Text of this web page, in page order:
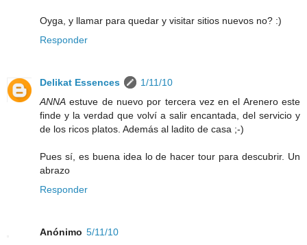
Oyga, y llamar para quedar y visitar sitios nuevos no? :)
Responder
Delikat Essences
1/11/10
ANNA estuve de nuevo por tercera vez en el Arenero este
finde y la verdad que volví a salir encantada, del servicio y
de los ricos platos. Además al ladito de casa ;-)
Pues sí, es buena idea lo de hacer tour para descubrir. Un
abrazo
Responder
Anónimo 5/11/10